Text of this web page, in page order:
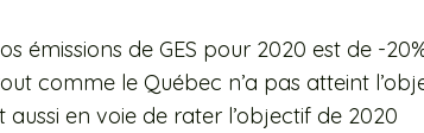
émissions de GES pour 2020 est de -
comme le Québec n’a pas atteint
en voie de rater l’objectif de 2020